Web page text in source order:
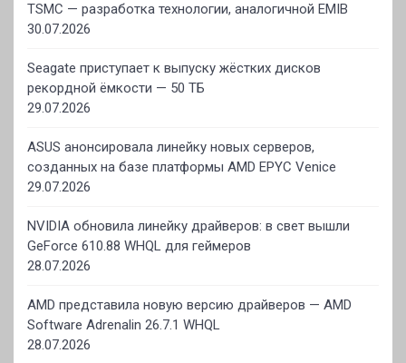
TSMC — разработка технологии, аналогичной EMIB
30.07.2026
Seagate приступает к выпуску жёстких дисков
рекордной ёмкости — 50 ТБ
29.07.2026
ASUS анонсировала линейку новых серверов,
созданных на базе платформы AMD EPYC Venice
29.07.2026
NVIDIA обновила линейку драйверов: в свет вышли
GeForce 610.88 WHQL для геймеров
28.07.2026
AMD представила новую версию драйверов — AMD
Software Adrenalin 26.7.1 WHQL
28.07.2026